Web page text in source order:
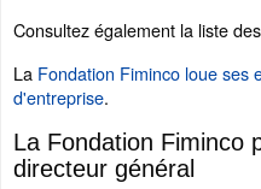
Consultez également la liste des
La Fondation Fiminco loue ses
d'entreprise.
La Fondation Fiminco
directeur général